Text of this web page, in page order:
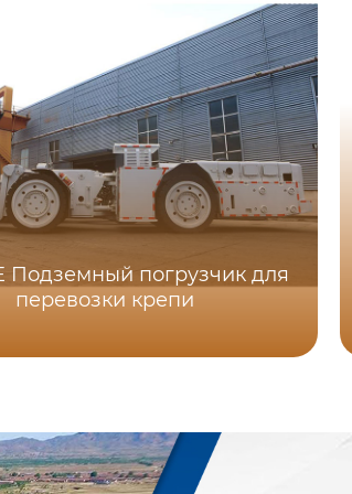
Подземный погрузчик для
перевозки крепи